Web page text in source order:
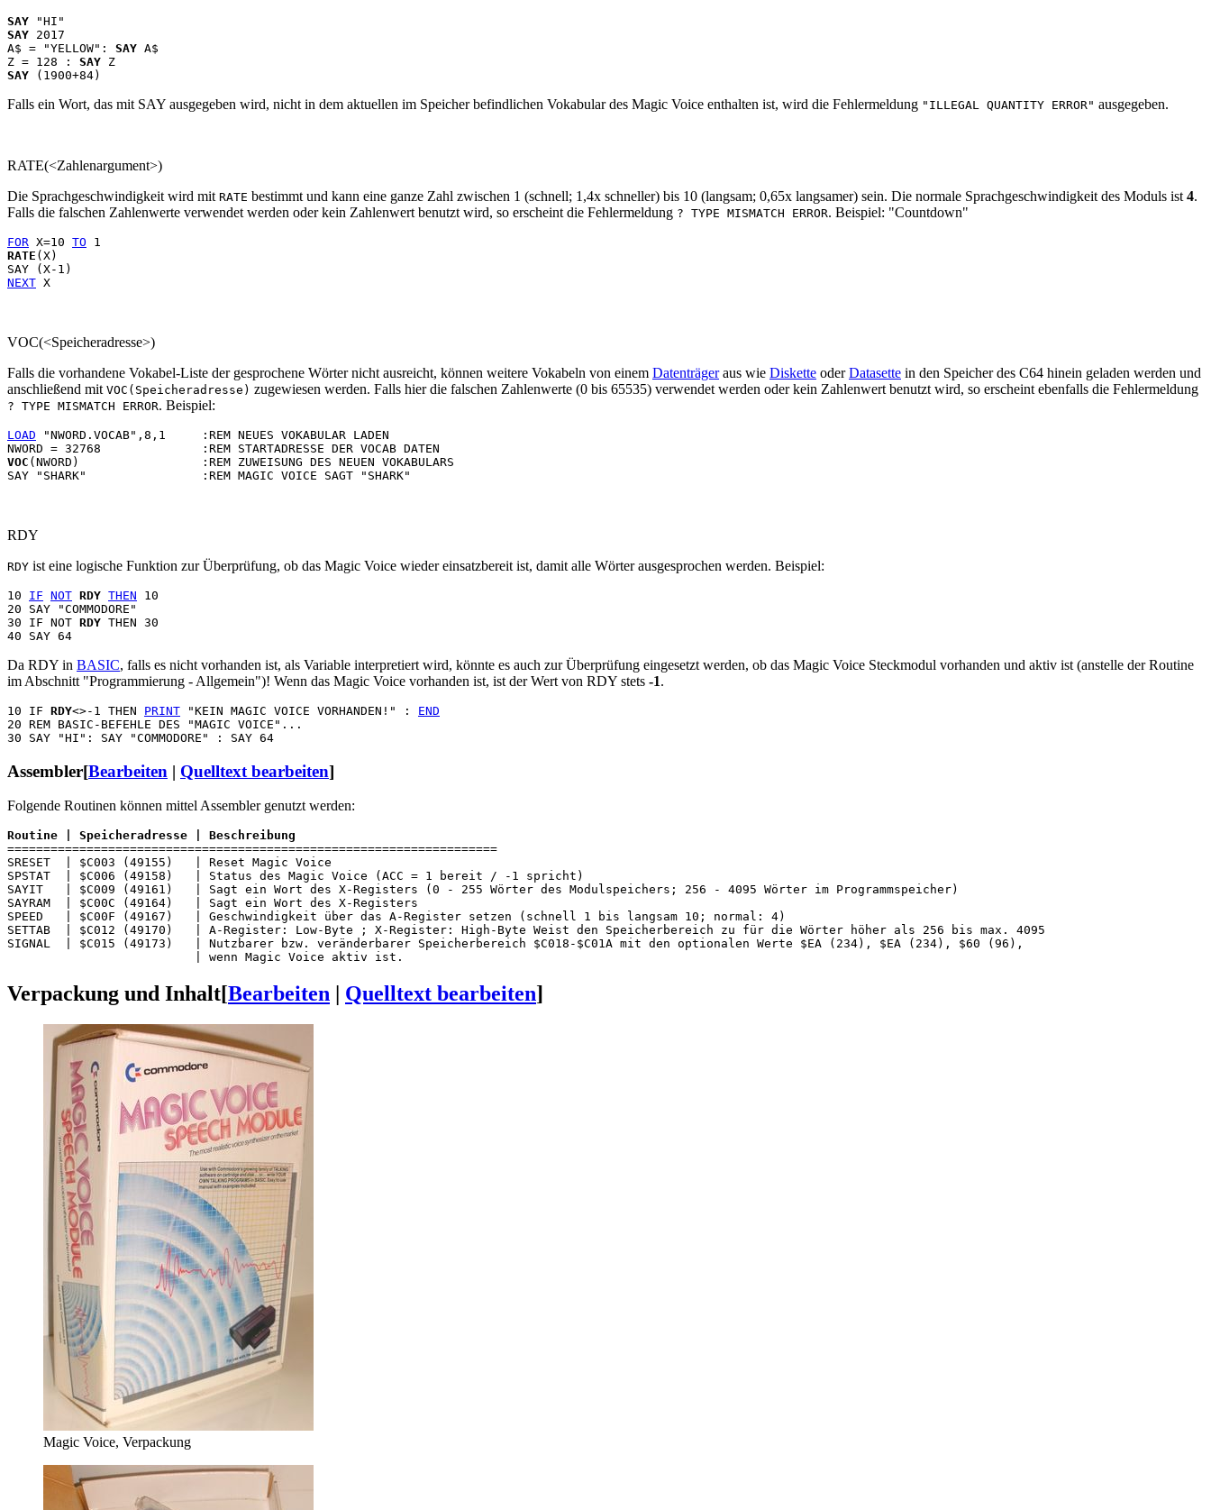
SAY
SAY 2017
A$ = "YELLOW": SAY A$
Z = 128 : SAY
SAY
Falls ein Wort, das mit SAY ausgegeben wird, nicht in dem aktuellen im Speicher befindlichen Vokabular des Magic Voice enthalten ist, wird die Fehlermeldung "ILLEGAL QUANTITY ERROR" ausgegeben.
RATE(<Zahlenargument>)
Die Sprachgeschwindigkeit wird mit RATE bestimmt und kann eine ganze Zahl zwischen 1 (schnell; 1,4x schneller) bis 10 (langsam; 0,65x langsamer) sein. Die normale Sprachgeschwindigkeit des Moduls ist 4.
Falls die falschen Zahlenwerte verwendet werden oder kein Zahlenwert benutzt wird, so erscheint die Fehlermeldung ? TYPE MISMATCH ERROR. Beispiel: "Countdown"
FOR X=10 TO
RATE (X)
NEXT
VOC(<Speicheradresse>)
Falls die vorhandene Vokabel-Liste der gesprochene Wörter nicht ausreicht, können weitere Vokabeln von einem Datenträgeraus wie Diskette oderDatasette in den Speicher des C64 hinein geladen werden und
anschließend mit VOC(Speicheradresse) zugewiesen werden. Falls hier die falschen Zahlenwerte (0 bis 65535) verwendet werden oder kein Zahlenwert benutzt wird, so erscheint ebenfalls die Fehlermeldung
? TYPE MISMATCH ERROR. Beispiel:
LOAD "NWORD.VOCAB",8,1     :REM NEUES VOKABULAR LADEN
VOC (NWORD)                 :REM ZUWEISUNG DES NEUEN VOKABULARS
RDY
RDY ist eine logische Funktion zur Überprüfung, ob das Magic Voice wieder einsatzbereit ist, damit alle Wörter ausgesprochen werden. Beispiel:
10 IF NOT RDY THEN 10
20 SAY "COMMODORE"
30 IF NOT RDY THEN 30
Da RDY in BASIC, falls es nicht vorhanden ist, als Variable interpretiert wird, könnte es auch zur Überprüfung eingesetzt werden, ob das Magic Voice Steckmodul vorhanden und aktiv ist (anstelle der Routine
im Abschnitt "Programmierung - Allgemein")! Wenn das Magic Voice vorhanden ist, ist der Wert von RDY stets -1.
10 IF RDY<>-1 THEN PRINT "KEIN MAGIC VOICE VORHANDEN!" : END
20 REM BASIC-BEFEHLE DES "MAGIC VOICE"...
Assembler[Bearbeiten | Quelltext bearbeiten]
Folgende Routinen können mittel Assembler genutzt werden:
Routine | Speicheradresse | Beschreibung
====================================================================
SRESET  | $C003 (49155)   | Reset Magic Voice
SPSTAT  | $C006 (49158)   | Status des Magic Voice (ACC = 1 bereit / -1 spricht)
SAYIT   | $C009 (49161)   | Sagt ein Wort des X-Registers (0 - 255 Wörter des Modulspeichers; 256 - 4095 Wörter im Programmspeicher)
SAYRAM  | $C00C (49164)   | Sagt ein Wort des X-Registers
SPEED   | $C00F (49167)   | Geschwindigkeit über das A-Register setzen (schnell 1 bis langsam 10; normal: 4)
SETTAB  | $C012 (49170)   | A-Register: Low-Byte ; X-Register: High-Byte Weist den Speicherbereich zu für die Wörter höher als 256 bis max. 4095
SIGNAL  | $C015 (49173)   | Nutzbarer bzw. veränderbarer Speicherbereich $C018-$C01A mit den optionalen Werte $EA (234), $EA (234), $60 (96),
Verpackung und Inhalt[Bearbeiten Quelltext bearbeiten]
Magic Voice, Verpackung